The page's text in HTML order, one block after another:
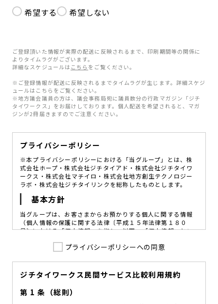
希望する 希望しない
ご登録頂いた情報が実際の配送に反映されるまで、印刷期間等の関係に
よりタイムラグがございます。
詳細なスケジュールは こちら をご覧ください。
※ご登録情報が配送に反映されるまでタイムラグが生じます。詳細スケジ
ュールはこちらをご覧ください。
※地方議会議員の方は、議会事務局宛に議員数分の行政マガジン「ジチ
タイワークス」をお届けしております。個人配送を希望されると、マガ
ジンが2冊届きますのでご注意ください。
プライバシーポリシー
※本プライバシーポリシーにおける「当グループ」とは、株
式会社ホープ・株式会社ジチタイアド・株式会社ジチタイワ
ークス・株式会社マチイロ・株式会社地方創生テクノロジー
ラボ・株式会社ジチタイリンクを総称したものとします。
基本方針
当グループは、お客さまからお預かりする個人に関する情報
（個人情報の保護に関する法律〔平成１５年法律第１８０
号〕における「個人情報」を指し、以下、「個人情報」とい
図ることが、重要な社会的責務であると考えております。
を定め、役員及び従業員に個人情報保護の重要性の認識と取
組みを徹底させることによって、個人情報の適切な取り扱い
に努めてまいります。
プライバシーポリシーへの同意
ジチタイワークス民間サービス比較利用規約
第 1 条（総則）